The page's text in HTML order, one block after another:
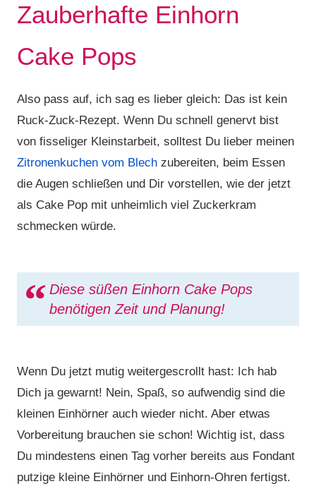
Zauberhafte Einhorn
Cake Pops
Also pass auf, ich sag es lieber gleich: Das ist kein
Ruck-Zuck-Rezept. Wenn Du schnell genervt bist
von fisseliger Kleinstarbeit, solltest Du lieber meinen
Zitronenkuchen vom Blech zubereiten, beim Essen
die Augen schließen und Dir vorstellen, wie der jetzt
als Cake Pop mit unheimlich viel Zuckerkram
schmecken würde.
Diese süßen Einhorn Cake Pops
benötigen Zeit und Planung!
Wenn Du jetzt mutig weitergescrollt hast: Ich hab
Dich ja gewarnt! Nein, Spaß, so aufwendig sind die
kleinen Einhörner auch wieder nicht. Aber etwas
Vorbereitung brauchen sie schon! Wichtig ist, dass
Du mindestens einen Tag vorher bereits aus Fondant
putzige kleine Einhörner und Einhorn-Ohren fertigst.